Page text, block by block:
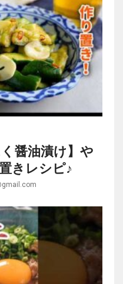
醤油漬け】や
きレシピ♪